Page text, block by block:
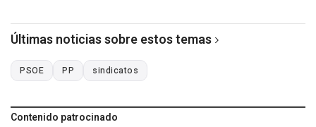
Últimas noticias sobre estos temas
PSOE PP sindicatos
Contenido patrocinado